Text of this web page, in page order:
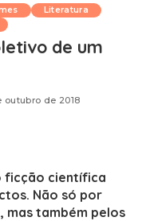
Literatura
de um
outubro de 2018
ficção científica
Não só por
mas também pelos